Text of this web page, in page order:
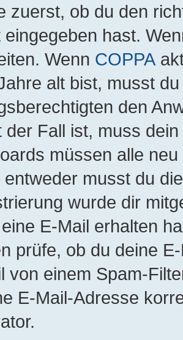
zuerst, ob du den
eingegeben hast.
Wenn COPPA
alt bist, musst
den
der Fall ist, muss
müssen alle
musst du
wurde dir
E-Mail erhalten
prüfe, ob du deine
von einem Spam-
E-Mail-Adresse